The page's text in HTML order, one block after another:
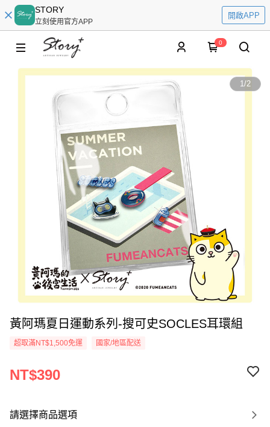
STORY
立刻使用官方APP
開啟APP
0
1/2
黃阿瑪夏日運動系列-搜可史SOCLES耳環組
超取滿NT$1,500免運 國家/地區配送
NT$390
請選擇商品選項